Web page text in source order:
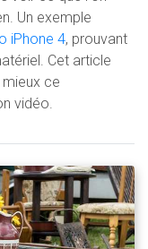
Un exemple
iPhone 4, prouvant
Cet article
ce
vidéo.